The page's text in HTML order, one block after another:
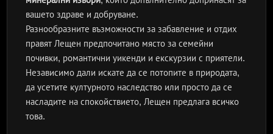
вашето здраве и добруване.
Разнообразните възможности за забавление и отдих
правят Лещен предпочитано място за семейни
почивки, романтични уикенди и екскурзии с приятели.
Независимо дали искате да се потопите в природата,
да усетите културното наследство или просто да се
насладите на спокойствието, Лещен предлага всичко
това.